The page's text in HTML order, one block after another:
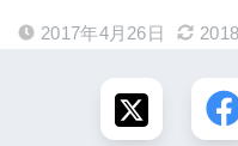
2017年4月26日